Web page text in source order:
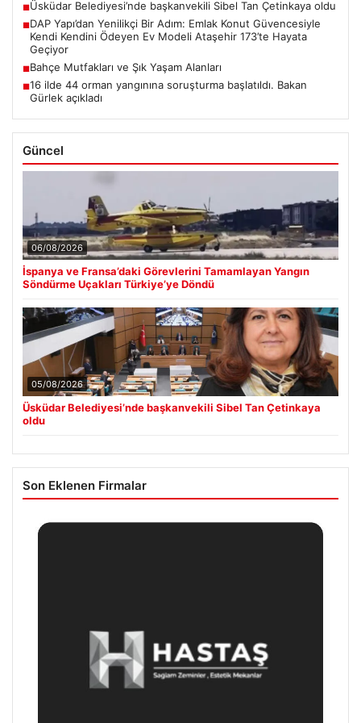
■Üsküdar Belediyesi’nde başkanvekili Sibel Tan Çetinkaya oldu
■DAP Yapı’dan Yenilikçi Bir Adım: Emlak Konut Güvencesiyle
Kendi Kendini Ödeyen Ev Modeli Ataşehir 173’te Hayata
Geçiyor
■Bahçe Mutfakları ve Şık Yaşam Alanları
■16 ilde 44 orman yangınına soruşturma başlatıldı. Bakan
Gürlek açıkladı
Güncel
06/08/2026
İspanya ve Fransa’daki Görevlerini Tamamlayan Yangın
Söndürme Uçakları Türkiye’ye Döndü
05/08/2026
Üsküdar Belediyesi’nde başkanvekili Sibel Tan Çetinkaya
oldu
Son Eklenen Firmalar